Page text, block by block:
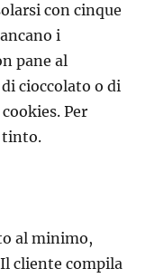
con cinque
i
pane al
cioccolato o di
Per
tinto.
al minimo,
cliente compila